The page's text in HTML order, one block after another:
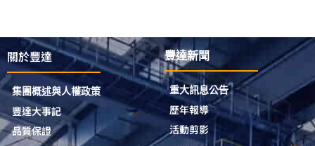
關於豐達
集團概述與人權政策
豐達大事記
品質保證
豐達新聞
重大訊息公告
歷年報導
活動剪影